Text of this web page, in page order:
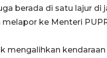
berada di satu lajur
ke Menteri
mengalihkan